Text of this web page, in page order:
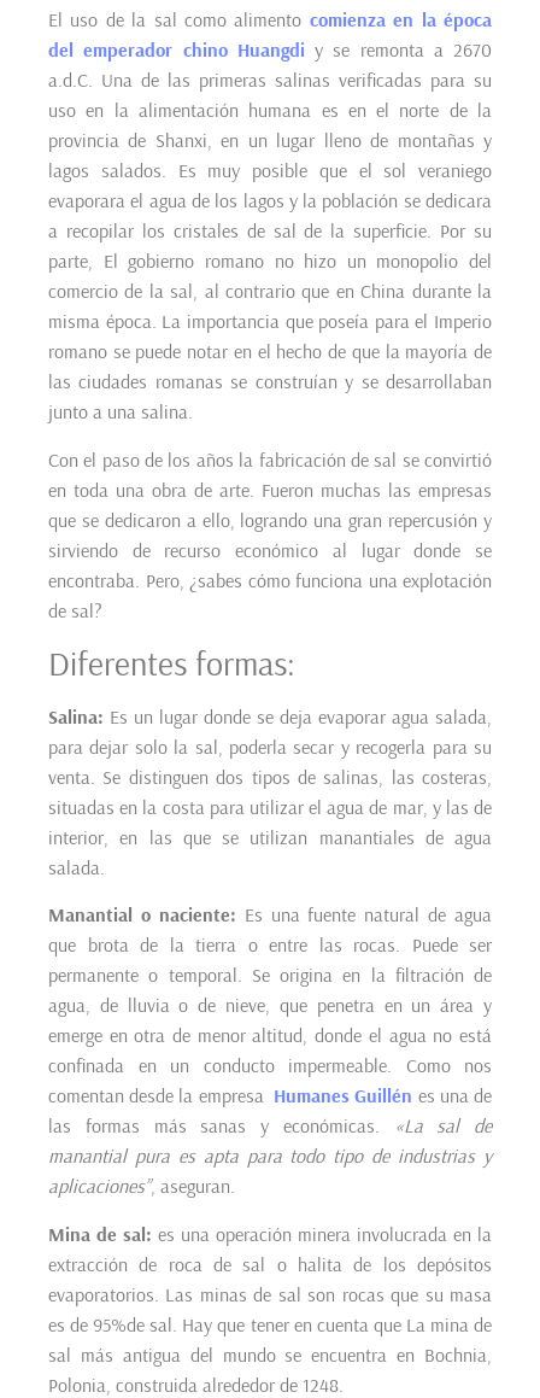
El uso de la sal como alimento comienza en la época
del emperador chino Huangdi y se remonta a 2670
a.d.C. Una de las primeras salinas verificadas para su
uso en la alimentación humana es en el norte de la
provincia de Shanxi, en un lugar lleno de montañas y
lagos salados. Es muy posible que el sol veraniego
evaporara el agua de los lagos y la población se dedicara
a recopilar los cristales de sal de la superficie. Por su
parte, El gobierno romano no hizo un monopolio del
comercio de la sal, al contrario que en China durante la
misma época. La importancia que poseía para el Imperio
romano se puede notar en el hecho de que la mayoría de
las ciudades romanas se construían y se desarrollaban
junto a una salina.
Con el paso de los años la fabricación de sal se convirtió
en toda una obra de arte. Fueron muchas las empresas
que se dedicaron a ello, logrando una gran repercusión y
sirviendo de recurso económico al lugar donde se
encontraba. Pero, ¿sabes cómo funciona una explotación
de sal?
Diferentes formas:
Salina: Es un lugar donde se deja evaporar agua salada,
para dejar solo la sal, poderla secar y recogerla para su
venta. Se distinguen dos tipos de salinas, las costeras,
situadas en la costa para utilizar el agua de mar, y las de
interior, en las que se utilizan manantiales de agua
salada.
Manantial o naciente: Es una fuente natural de agua
que brota de la tierra o entre las rocas. Puede ser
permanente o temporal. Se origina en la filtración de
agua, de lluvia o de nieve, que penetra en un área y
emerge en otra de menor altitud, donde el agua no está
confinada en un conducto impermeable. Como nos
comentan desde la empresa Humanes Guillén es una de
las formas más sanas y económicas. «La sal de
manantial pura es apta para todo tipo de industrias y
aplicaciones”, aseguran.
Mina de sal: es una operación minera involucrada en la
extracción de roca de sal o halita de los depósitos
evaporatorios. Las minas de sal son rocas que su masa
es de 95%de sal. Hay que tener en cuenta que La mina de
sal más antigua del mundo se encuentra en Bochnia,
Polonia, construida alrededor de 1248.